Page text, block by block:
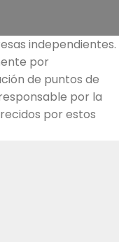
independientes.
por
de puntos de
responsable por la
por estos